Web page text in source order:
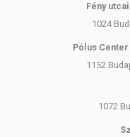
ajánlott napi
összetevők
Fény
1024
Pólus
1152
1072